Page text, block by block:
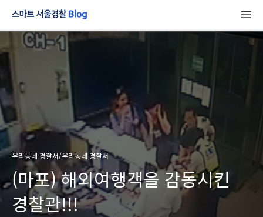
우리동네 경찰서/우리동네 경찰서
(마포) 해외여행객을 감동시킨
경찰관!!!